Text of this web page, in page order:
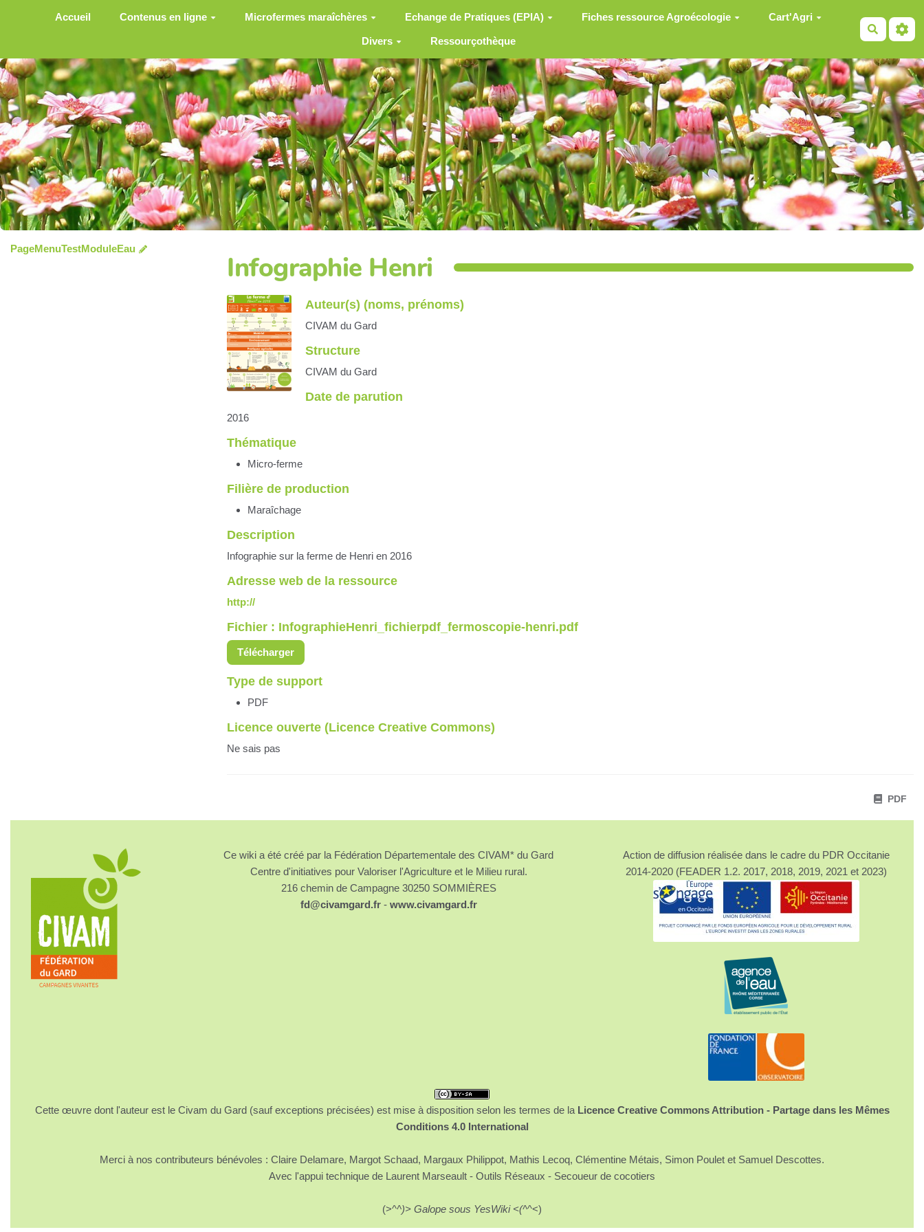
Aller au contenu principal
Accueil Contenus en ligne Microfermes maraîchères Echange de Pratiques (EPIA) Fiches ressource Agroécologie Cart'Agri
Divers Ressourçothèque
PageMenuTestModuleEau
Infographie Henri
Auteur(s) (noms, prénoms)
CIVAM du Gard
Structure
CIVAM du Gard
Date de parution
2016
Thématique
Micro-ferme
Filière de production
Maraîchage
Description
Infographie sur la ferme de Henri en 2016
Adresse web de la ressource
http://
Fichier : InfographieHenri_fichierpdf_fermoscopie-henri.pdf
Télécharger
Type de support
PDF
Licence ouverte (Licence Creative Commons)
Ne sais pas
PDF
Ce wiki a été créé par la Fédération Départementale des CIVAM* du Gard
Centre d'initiatives pour Valoriser l'Agriculture et le Milieu rural.
216 chemin de Campagne 30250 SOMMIÈRES
fd@civamgard.fr- www.civamgard.fr
Action de diffusion réalisée dans le cadre du PDR Occitanie
2014-2020 (FEADER 1.2. 2017, 2018, 2019, 2021 et 2023)
Cette œuvre dont l'auteur est le Civam du Gard (sauf exceptions précisées) est mise à disposition selon les termes de la Licence Creative Commons Attribution - Partage dans les Mêmes
Conditions 4.0 International
Merci à nos contributeurs bénévoles : Claire Delamare, Margot Schaad, Margaux Philippot, Mathis Lecoq, Clémentine Métais, Simon Poulet et Samuel Descottes.
Avec l'appui technique de Laurent Marseault - Outils Réseaux - Secoueur de cocotiers
(>^^)> Galope sous YesWiki <(^^<)